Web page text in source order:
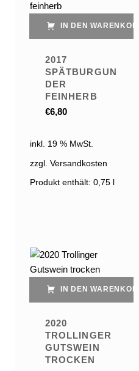
IN DEN
2017
SPÄTBURGUN
DER
FEINHERB
€6,80
inkl. 19 % MwSt.
zzgl. Versandkosten
Produkt enthält: 0,75
IN DEN
2020
TROLLINGER
GUTSWEIN
TROCKEN